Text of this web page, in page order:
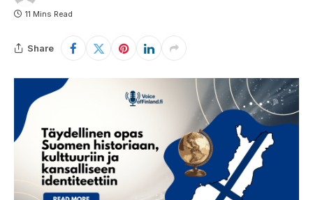
11 Mins Read
Share